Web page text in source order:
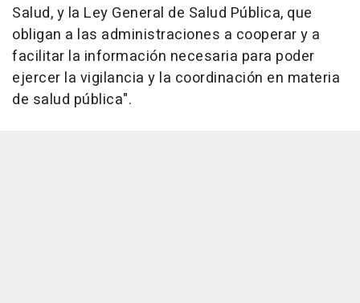
Salud, y la Ley General de Salud Pública, que
obligan a las administraciones a cooperar y a
facilitar la información necesaria para poder
ejercer la vigilancia y la coordinación en materia
de salud pública".